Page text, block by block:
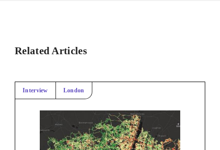
Related Articles
Interview London